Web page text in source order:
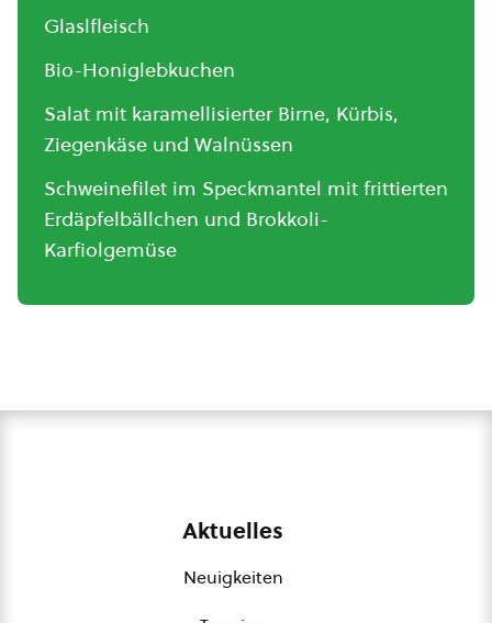
Glaslfleisch
Bio-Honiglebkuchen
Salat mit karamellisierter Birne, Kürbis,
Ziegenkäse und Walnüssen
Schweinefilet im Speckmantel mit frittierten
Erdäpfelbällchen und Brokkoli-
Karfiolgemüse
Aktuelles
Neuigkeiten